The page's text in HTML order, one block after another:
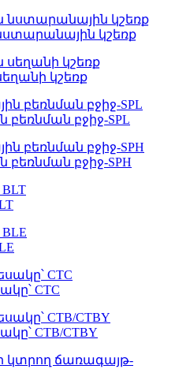
կշեռք
կշեռք
բջիջ-SPL
բջիջ-SPH
CTC
CTB/CTBY